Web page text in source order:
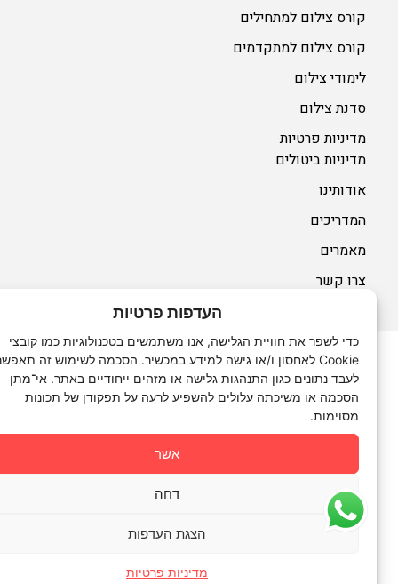
העדפות פרטיות
כדי לשפר את חוויית הגלישה, אנו משתמשים בטכנולוגיות כמו קובצי
Cookie לאחסון ו/או גישה למידע במכשיר. הסכמה לשימוש זה תאפשר לנו
לעבד נתונים כגון התנהגות גלישה או מזהים ייחודיים באתר. אי־מתן
הסכמה או משיכתה עלולים להשפיע לרעה על תפקודן של תכונות
מסוימות.
אשר
דחה
הצגת העדפות
מדיניות פרטיות
קורס צילום למתחילים
קורס צילום למתקדמים
לימודי צילום
סדנת צילום
מדיניות פרטיות
מדיניות ביטולים
אודותינו
המדריכים
מאמרים
צרו קשר